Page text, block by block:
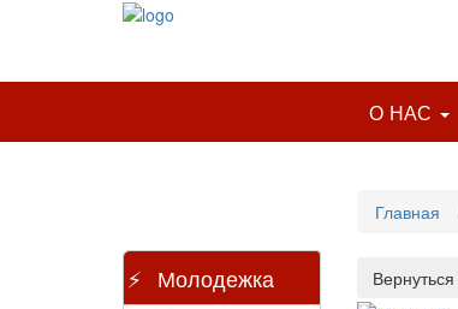
О НАС
Молодежка
Главная